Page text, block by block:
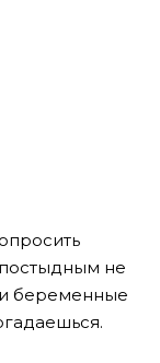
постыдным не
беременные